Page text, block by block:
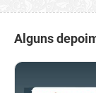
Alguns